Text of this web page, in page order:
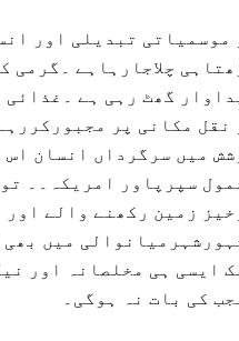
چلاجارہاہے ۔گرمی
گھٹ رہی ہے
نقل مکانی پر
میں سرگرداں انسان اس
سپرپاور امریکہ۔۔
زمین رکھنے والے
میں بھی
ایسی ہی مخلصانہ اور
کی بات نہ ہوگی۔